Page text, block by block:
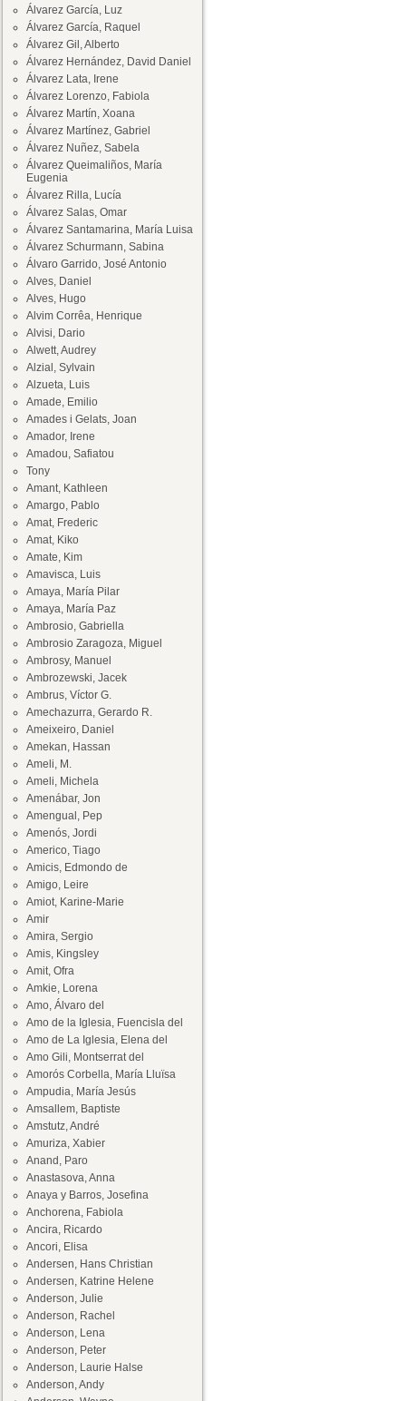
Álvarez García, Luz
Álvarez García, Raquel
Álvarez Gil, Alberto
Álvarez Hernández, David Daniel
Álvarez Lata, Irene
Álvarez Lorenzo, Fabiola
Álvarez Martín, Xoana
Álvarez Martínez, Gabriel
Álvarez Nuñez, Sabela
Álvarez Queimaliños, María
Eugenia
Álvarez Rilla, Lucía
Álvarez Salas, Omar
Álvarez Santamarina, María Luisa
Álvarez Schurmann, Sabina
Álvaro Garrido, José Antonio
Alves, Daniel
Alves, Hugo
Alvim Corrêa, Henrique
Alvisi, Dario
Alwett, Audrey
Alzial, Sylvain
Alzueta, Luis
Amade, Emilio
Amades i Gelats, Joan
Amador, Irene
Amadou, Safiatou
Tony
Amant, Kathleen
Amargo, Pablo
Amat, Frederic
Amat, Kiko
Amate, Kim
Amavisca, Luis
Amaya, María Pilar
Amaya, María Paz
Ambrosio, Gabriella
Ambrosio Zaragoza, Miguel
Ambrosy, Manuel
Ambrozewski, Jacek
Ambrus, Víctor G.
Amechazurra, Gerardo R.
Ameixeiro, Daniel
Amekan, Hassan
Ameli, M.
Ameli, Michela
Amenábar, Jon
Amengual, Pep
Amenós, Jordi
Americo, Tiago
Amicis, Edmondo de
Amigo, Leire
Amiot, Karine-Marie
Amir
Amira, Sergio
Amis, Kingsley
Amit, Ofra
Amkie, Lorena
Amo, Álvaro del
Amo de la Iglesia, Fuencisla del
Amo de La Iglesia, Elena del
Amo Gili, Montserrat del
Amorós Corbella, María Lluïsa
Ampudia, María Jesús
Amsallem, Baptiste
Amstutz, André
Amuriza, Xabier
Anand, Paro
Anastasova, Anna
Anaya y Barros, Josefina
Anchorena, Fabiola
Ancira, Ricardo
Ancori, Elisa
Andersen, Hans Christian
Andersen, Katrine Helene
Anderson, Julie
Anderson, Rachel
Anderson, Lena
Anderson, Peter
Anderson, Laurie Halse
Anderson, Andy